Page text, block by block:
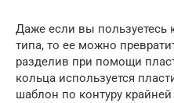
Даже если вы пользуетесь
типа, то ее можно
разделив при помощи
кольца используется
шаблон по контуру